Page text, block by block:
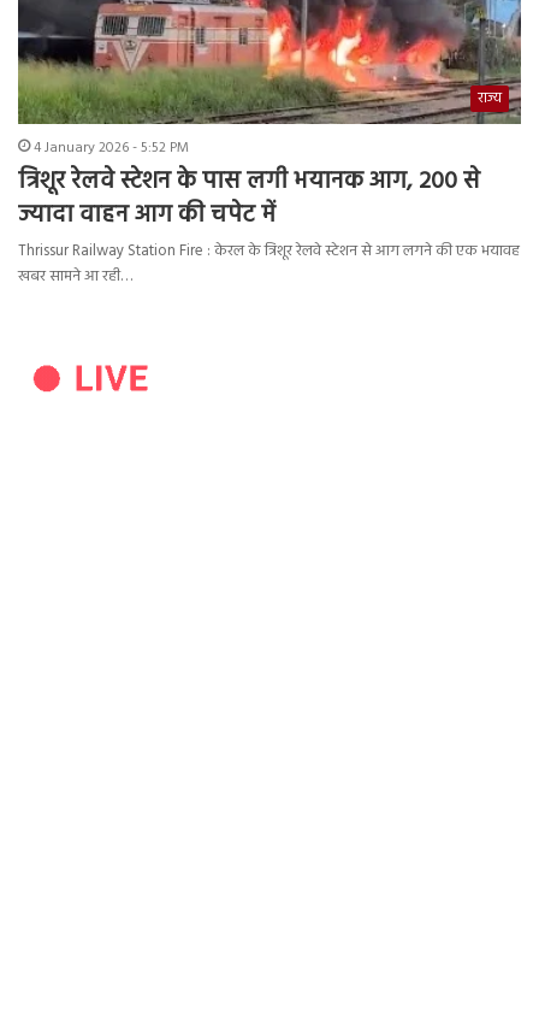
राज्य
4 January 2026 - 5:52 PM
त्रिशूर रेलवे स्टेशन के पास लगी भयानक आग, 200 से
ज्यादा वाहन आग की चपेट में
Thrissur Railway Station Fire : केरल के त्रिशूर रेलवे स्टेशन से आग लगने की एक भयावह
खबर सामने आ रही…